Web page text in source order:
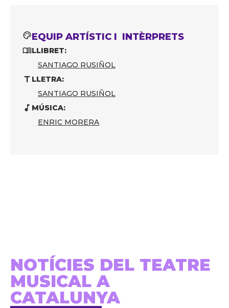
EQUIP ARTÍSTIC I INTÈRPRETS
LLIBRET:
SANTIAGO RUSIÑOL
LLETRA:
SANTIAGO RUSIÑOL
MÚSICA:
ENRIC MORERA
NOTÍCIES DEL TEATRE
MUSICAL A
CATALUNYA